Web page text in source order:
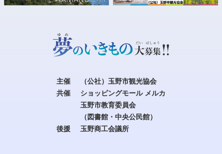
主催
（公社）玉野市観光協会
共催
ショッピングモール メルカ
玉野市教育委員会
（図書館・中央公民館）
後援
玉野商工会議所